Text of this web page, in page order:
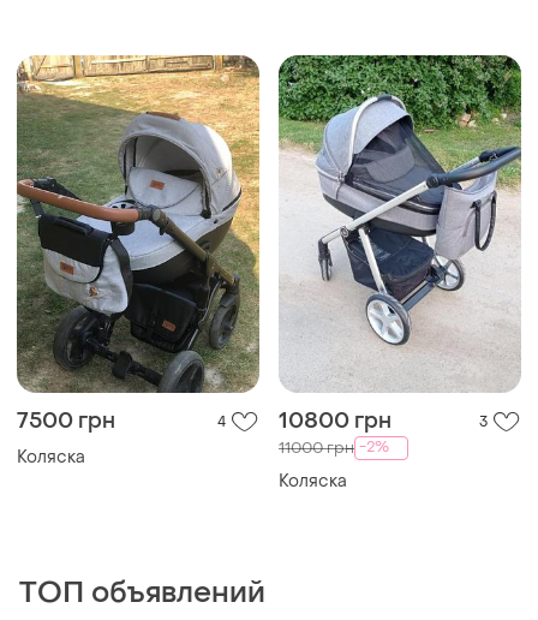
7500 грн 4
Коляска
10800 грн 3
11000 грн -2%
Коляска
ТОП объявлений